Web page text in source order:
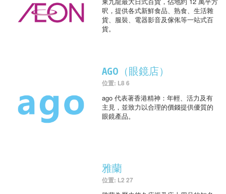
呎，提供各式新鮮食品、熟食、生活雜
貨、服裝、電器影音及傢俬等一站式百
貨。
AGO（眼鏡店）
位置: L8 6
ago 代表著香港精神：年輕、活力及有
主見，並致力以合理的價錢提供優質的
眼鏡產品。
雅蘭
位置: L2 27